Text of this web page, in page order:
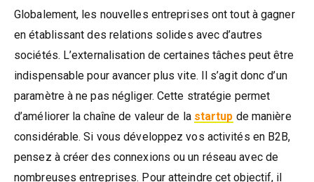
Globalement, les nouvelles entreprises ont tout à gagner
en établissant des relations solides avec d’autres
sociétés. L’externalisation de certaines tâches peut être
indispensable pour avancer plus vite. Il s’agit donc d’un
paramètre à ne pas négliger. Cette stratégie permet
d’améliorer la chaîne de valeur de la startup de manière
considérable. Si vous développez vos activités en B2B,
pensez à créer des connexions ou un réseau avec de
nombreuses entreprises. Pour atteindre cet objectif, il